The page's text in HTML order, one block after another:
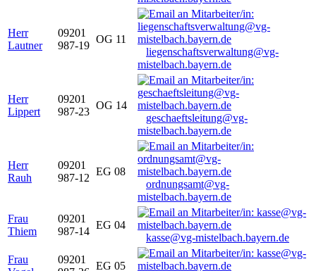
Herr
Lautner
09201
987-19
OG 11
liegenschaftsverwaltung@vg-
mistelbach.bayern.de
Herr
Lippert
09201
987-23
OG 14
geschaeftsleitung@vg-
mistelbach.bayern.de
Herr
Rauh
09201
987-12
EG 08
ordnungsamt@vg-
mistelbach.bayern.de
Frau
Thiem
09201
987-14
EG 04
kasse@vg-mistelbach.bayern.de
Frau
09201
EG 05